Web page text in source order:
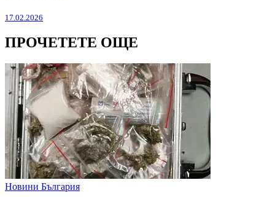
17.02.2026
ПРОЧЕТЕТЕ ОЩЕ
Новини България